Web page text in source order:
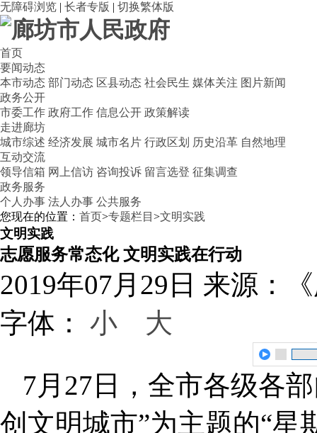
无障碍浏览 | 长者专版 | 切换繁体版
首页
要闻动态
本市动态 部门动态 区县动态 社会民生 媒体关注 图片新闻
政务公开
市委工作 政府工作 信息公开 政策解读
走进廊坊
城市综述 经济发展 城市名片 行政区划 历史沿革 自然地理
互动交流
领导信箱 网上信访 咨询投诉 留言选登 征集调查
政务服务
个人办事 法人办事 公共服务
您现在的位置： 首页>专题栏目 >文明实践
文明实践
志愿服务常态化 文明实践在行动
2019年07月29日 来源：
字体： 小 大
7月27日，全市各级各
创文明城市”为主题的“星